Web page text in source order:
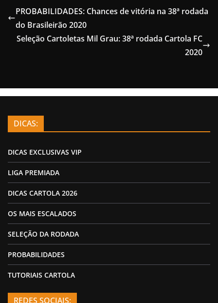
PROBABILIDADES: Chances de vitória na 38ª rodada
do Brasileirão 2020
Seleção Cartoletas Mil Grau: 38ª rodada Cartola FC
2020
DICAS:
DICAS EXCLUSIVAS VIP
LIGA PREMIADA
DICAS CARTOLA 2026
OS MAIS ESCALADOS
SELEÇÃO DA RODADA
PROBABILIDADES
TUTORIAIS CARTOLA
REDES SOCIAIS: